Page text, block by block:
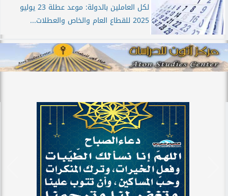
لكل العاملين بالدولة: موعد عطلة 23 يوليو
2025 للقطاع العام والخاص والعطلات...